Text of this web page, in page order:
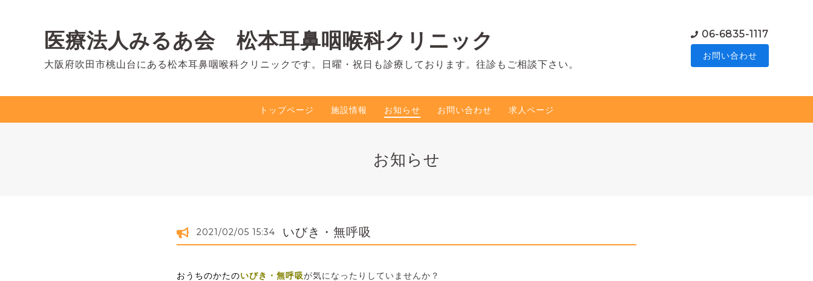
医療法人みるあ会 松本耳鼻咽喉科クリニック
大阪府吹田市桃山台にある松本耳鼻咽喉科クリニックです。日曜・祝日も診療しております。往診もご相談下さい。
06-6835-1117
お問い合わせ
トップページ 施設情報 お知らせ お問い合わせ 求人ページ
お知らせ
2021/02/05 15:34 いびき・無呼吸
おうちのかたのいびき・無呼吸が気になったりしていませんか？